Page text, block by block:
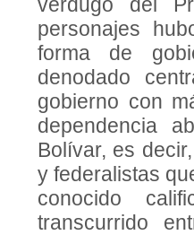
verdugo del
personajes
forma de
denodado
gobierno con
dependencia
Bolívar, es
y federalistas
conocido
transcurrido